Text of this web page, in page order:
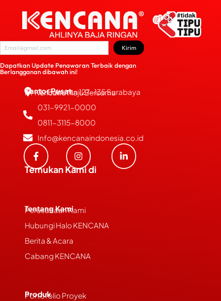
Dapatkan Update Penawaran Terbaik dengan
Berlangganan dibawah ini!
Kirim
Kantor Pusat
PT Kencana Maju Bersama
JL. Bubutan 127-135 Surabaya
031-9921-0000
0811-3115-8000
Info@kencanaindonesia.co.id
Temukan Kami di
Tentang Kami
Perusahaan Kami
Hubungi Halo KENCANA
Berita & Acara
Cabang KENCANA
Produk
Portofolio Proyek